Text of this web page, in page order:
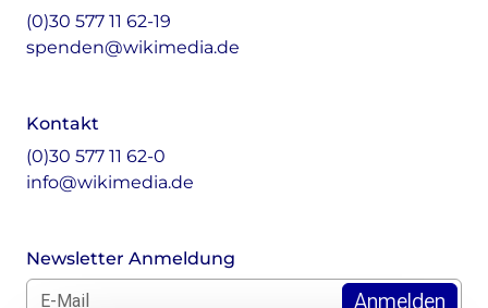
(0)30 577 11 62-19
spenden@wikimedia.de
Kontakt
(0)30 577 11 62-0
info@wikimedia.de
Newsletter Anmeldung
E-Mail für Newsletter *